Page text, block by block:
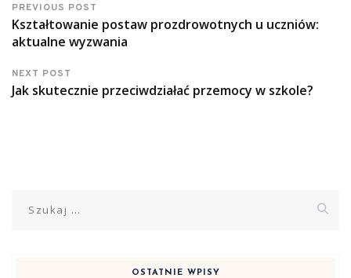
PREVIOUS POST
Kształtowanie postaw prozdrowotnych u uczniów:
aktualne wyzwania
NEXT POST
Jak skutecznie przeciwdziałać przemocy w szkole?
OSTATNIE WPISY